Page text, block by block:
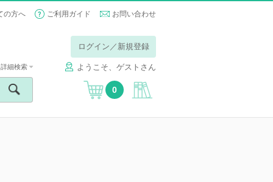
の方へ ご利用ガイド お問い合わせ
ログイン／新規登録
ようこそ、ゲストさん
詳細検索
0